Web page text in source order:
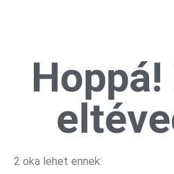
2 oka lehet ennek: